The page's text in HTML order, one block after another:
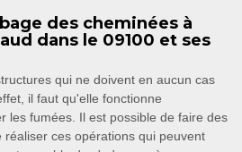
des cheminées à
dans le 09100 et ses
qui ne doivent en aucun cas
il faut qu'elle fonctionne
les fumées. Il est possible de faire des
réaliser ces opérations qui peuvent